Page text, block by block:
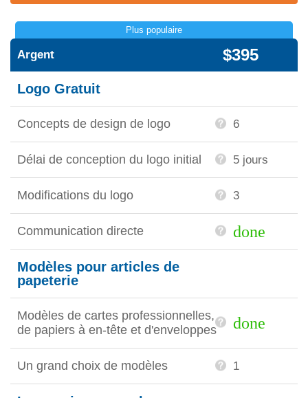
Argent $395
Plus populaire
Logo Gratuit
Concepts de design de logo 6
Délai de conception du logo initial 5 jours
Modifications du logo 3
Communication directe done
Modèles pour articles de
papeterie
Modèles de cartes professionnelles,
de papiers à en-tête et d'enveloppes
done
Un grand choix de modèles 1